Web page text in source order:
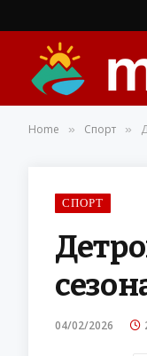
Home » Спорт »
СПОРТ
04/02/2026